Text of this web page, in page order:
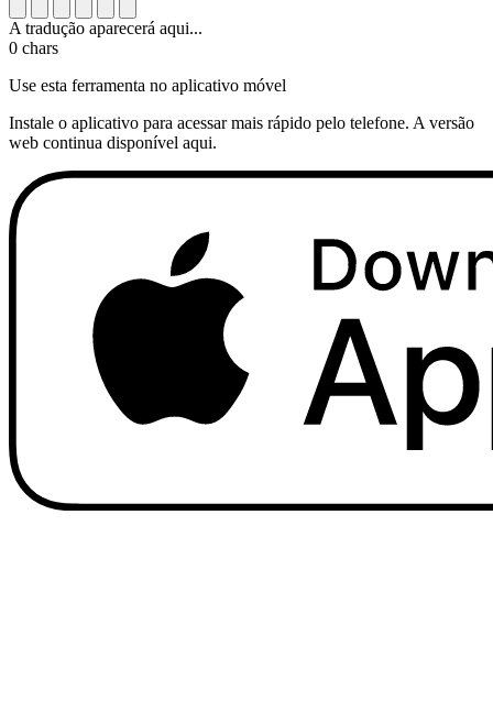
A tradução aparecerá aqui...
0 chars
Use esta ferramenta no aplicativo móvel
Instale o aplicativo para acessar mais rápido pelo telefone. A versão
web continua disponível aqui.